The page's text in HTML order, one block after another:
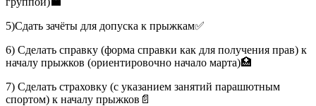
5)Сдать зачёты для допуска к прыжкам✅
6) Сделать справку (форма справки как для получения прав) к
началу прыжков (ориентировочно начало марта)🏥
7) Сделать страховку (с указанием занятий парашютным
спортом) к началу прыжков📄